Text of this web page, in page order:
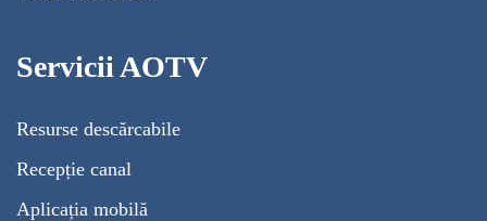
Servicii AOTV
Resurse descărcabile
Recepție canal
Aplicația mobilă